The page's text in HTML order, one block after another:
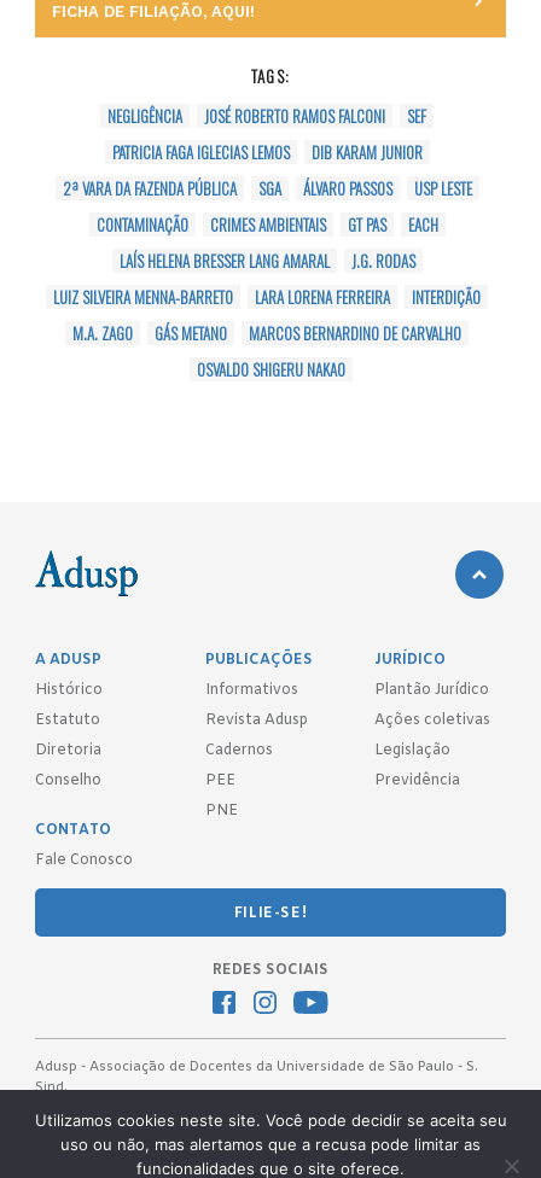
FICHA DE FILIAÇÃO, AQUI!
TAGS:
NEGLIGÊNCIA
JOSÉ ROBERTO RAMOS FALCONI
SEF
PATRICIA FAGA IGLECIAS LEMOS
DIB KARAM JUNIOR
2ª VARA DA FAZENDA PÚBLICA
SGA ÁLVARO PASSOS
USP LESTE
CONTAMINAÇÃO
CRIMES AMBIENTAIS GT PAS
EACH
LAÍS HELENA BRESSER LANG AMARAL
J.G. RODAS
LUIZ SILVEIRA MENNA-BARRETO
LARA LORENA FERREIRA
INTERDIÇÃO
M.A. ZAGO
GÁS METANO
MARCOS BERNARDINO DE CARVALHO
OSVALDO SHIGERU NAKAO
A ADUSP
Histórico
Estatuto
Diretoria
Conselho
PUBLICAÇÕES
Informativos
Revista Adusp
Cadernos
PEE
PNE
JURÍDICO
Plantão Jurídico
Ações coletivas
Legislação
Previdência
CONTATO
Fale Conosco
FILIE-SE!
REDES SOCIAIS
Adusp - Associação de Docentes da Universidade de São Paulo - S.
Sind.
Av. Prof. Almeida Prado, 1366 - São Paulo, SP - CEP 05508-070
Telefones: (11) 3091-4465 / 66 ● (11) 3813-5573 ● (11) 3815-9245 ●
(11) 3814-1715 ● (11) 3032-5950
Utilizamos cookies neste site. Você pode decidir se aceita seu
uso ou não, mas alertamos que a recusa pode limitar as
funcionalidades que o site oferece.